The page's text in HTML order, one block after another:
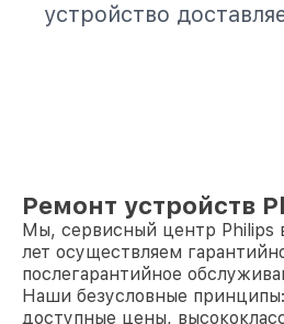
устройство
Ремонт устройств
Мы, сервисный центр Philips
лет осуществляем
послегарантийное
Наши безусловные
доступные цены,